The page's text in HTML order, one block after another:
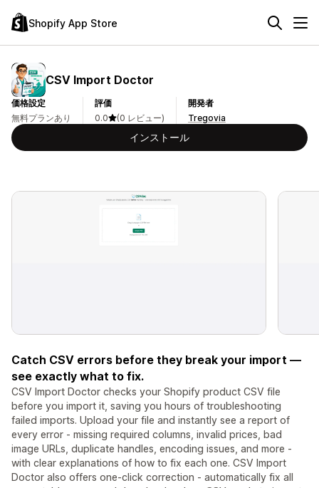
Shopify App Store
CSV Import Doctor
価格設定
無料プランあり
評価
0.0
(0 レビュー)
開発者
Tregovia
インストール
Catch CSV errors before they break your import —
see exactly what to fix.
CSV Import Doctor checks your Shopify product CSV file
before you import it, saving you hours of troubleshooting
failed imports. Upload your file and instantly see a report of
every error - missing required columns, invalid prices, bad
image URLs, duplicate handles, encoding issues, and more -
with clear explanations of how to fix each one. CSV Import
Doctor also offers one-click correction - automatically fix all